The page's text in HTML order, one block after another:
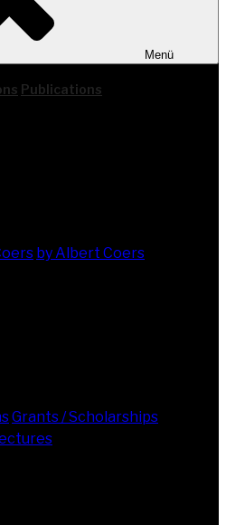
Menü
Publi­ca­ti­ons
by Albert Coers
Grants / Scholarships